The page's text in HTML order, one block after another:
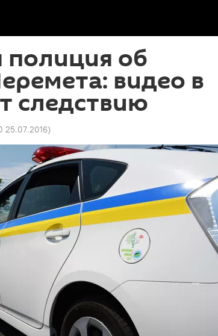
полиция об
видео в
следствию
25.07.2016)